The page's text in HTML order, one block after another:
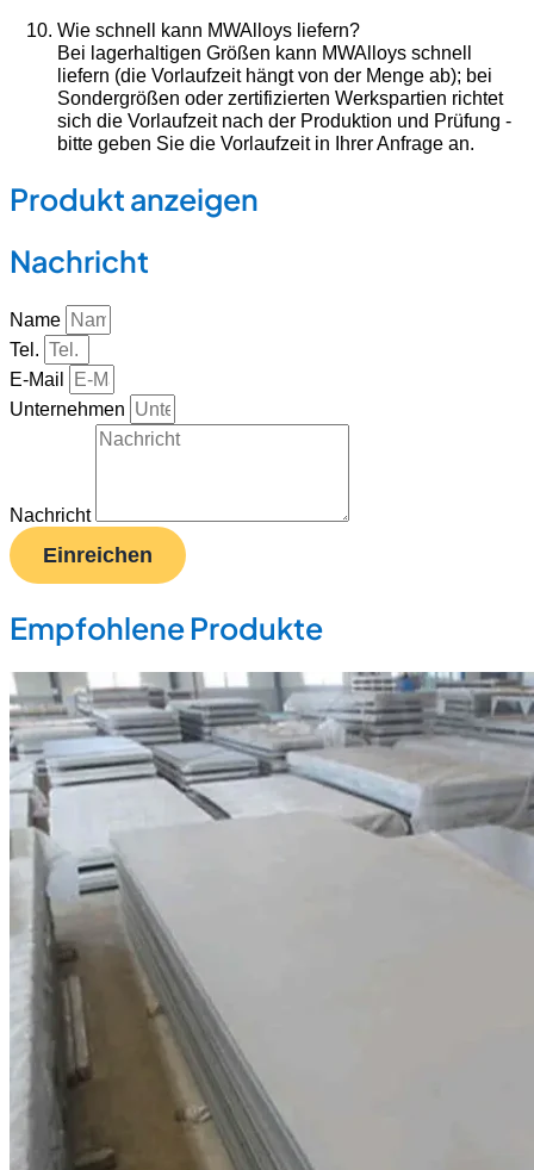
Wie schnell kann MWAlloys liefern?
Bei lagerhaltigen Größen kann MWAlloys schnell
liefern (die Vorlaufzeit hängt von der Menge ab); bei
Sondergrößen oder zertifizierten Werkspartien richtet
sich die Vorlaufzeit nach der Produktion und Prüfung -
bitte geben Sie die Vorlaufzeit in Ihrer Anfrage an.
Produkt anzeigen
Nachricht
Name
Tel.
E-Mail
Unternehmen
Nachricht
Einreichen
Empfohlene Produkte